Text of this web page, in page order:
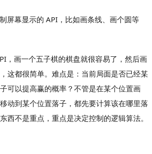
屏幕显示的 API，比如画条线、画个圆等
，画一个五子棋的棋盘就很容易了，然后画
这都很简单。难点是：当前局面是否已经某
可以提高赢的概率？不管是在某个位置画
动到某个位置落子，都先要计算该在哪里落
西不是重点，重点是决定控制的逻辑算法。